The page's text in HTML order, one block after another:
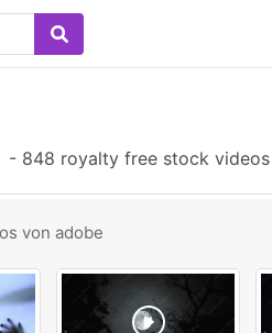
- 848 royalty free stock
von adobe